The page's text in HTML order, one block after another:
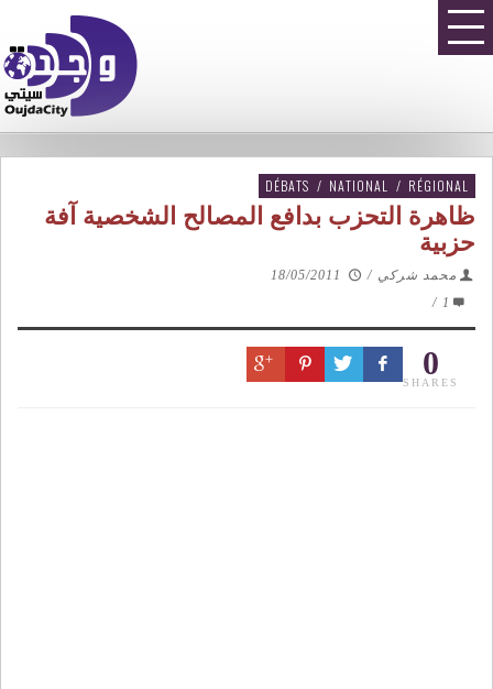
DÉBATS / NATIONAL / RÉGIONAL
ظاهرة التحزب بدافع المصالح الشخصية آفة
حزبية
محمد شركي /
18/05/2011
1
/
0
SHARES